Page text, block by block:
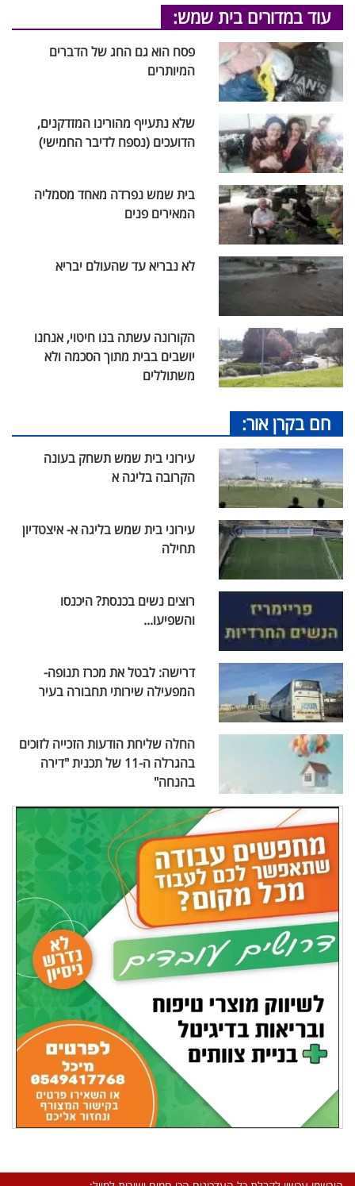
עוד במדורים בית שמש:
פסח הוא גם החג של הדברים
המיותרים
שלא נתעייף מהורינו המזדקנים,
הדועכים (נספח לדיבר החמישי)
בית שמש נפרדה מאחד מסמליה
המאירים פנים
לא נבריא עד שהעולם יבריא
הקורונה עשתה בנו חיטוי, אנחנו
יושבים בבית מתוך הסכמה ולא
משתוללים
חם בקרן אור:
עירוני בית שמש תשחק בעונה
הקרובה בליגה א
עירוני בית שמש בליגה א- איצטדיון
תחילה
רוצים נשים בכנסת? היכנסו
והשפיעו...
דרישה: לבטל את מכרז תנופה-
המפעילה שירותי תחבורה בעיר
החלה שליחת הודעות הזכייה לזוכים
בהגרלה ה-11 של תכנית "דירה
בהנחה"